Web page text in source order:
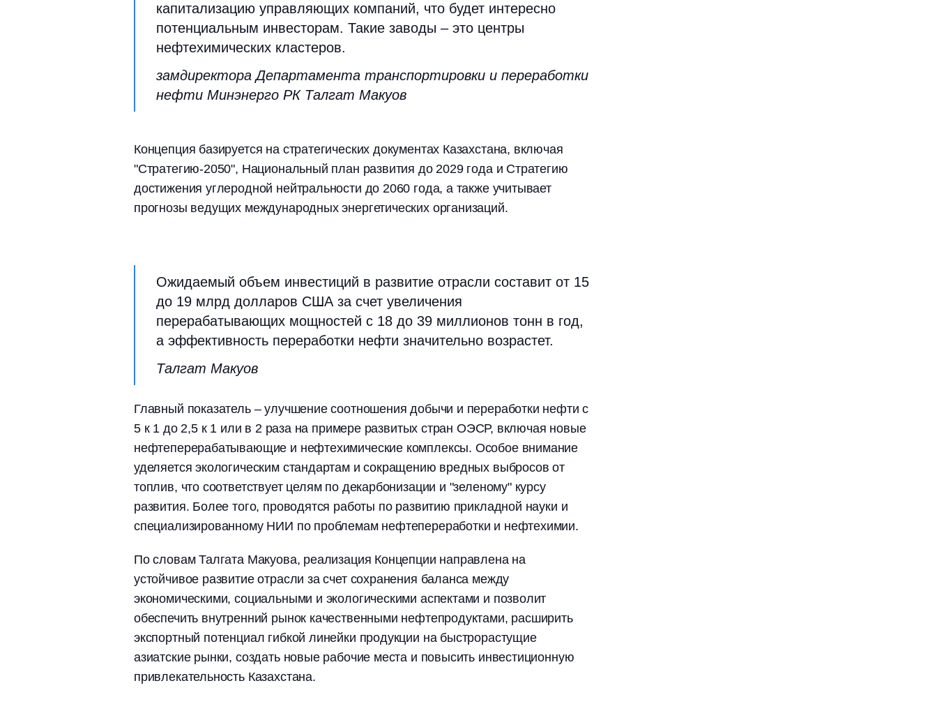
капитализацию управляющих компаний, что будет интересно
потенциальным инвесторам. Такие заводы – это центры
нефтехимических кластеров.
замдиректора Департамента транспортировки и переработки
нефти Минэнерго РК Талгат Макуов
Концепция базируется на стратегических документах Казахстана, включая
"Стратегию-2050", Национальный план развития до 2029 года и Стратегию
достижения углеродной нейтральности до 2060 года, а также учитывает
прогнозы ведущих международных энергетических организаций.
Ожидаемый объем инвестиций в развитие отрасли составит от 15
до 19 млрд долларов США за счет увеличения
перерабатывающих мощностей с 18 до 39 миллионов тонн в год,
а эффективность переработки нефти значительно возрастет.
Талгат Макуов
Главный показатель – улучшение соотношения добычи и переработки нефти с
5 к 1 до 2,5 к 1 или в 2 раза на примере развитых стран ОЭСР, включая новые
нефтеперерабатывающие и нефтехимические комплексы. Особое внимание
уделяется экологическим стандартам и сокращению вредных выбросов от
топлив, что соответствует целям по декарбонизации и "зеленому" курсу
развития. Более того, проводятся работы по развитию прикладной науки и
специализированному НИИ по проблемам нефтепереработки и нефтехимии.
По словам Талгата Макуова, реализация Концепции направлена на
устойчивое развитие отрасли за счет сохранения баланса между
экономическими, социальными и экологическими аспектами и позволит
обеспечить внутренний рынок качественными нефтепродуктами, расширить
экспортный потенциал гибкой линейки продукции на быстрорастущие
азиатские рынки, создать новые рабочие места и повысить инвестиционную
привлекательность Казахстана.